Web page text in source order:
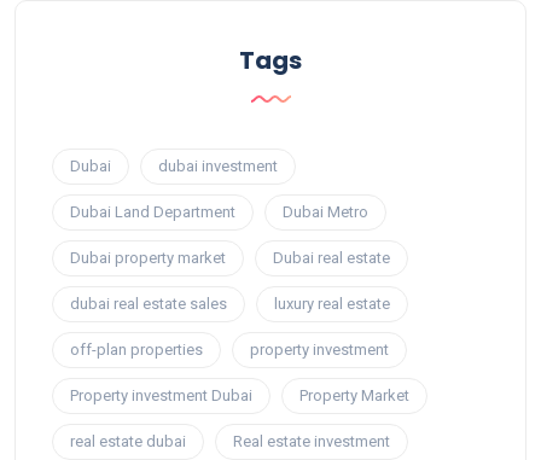
Tags
Dubai dubai investment
Dubai Land Department Dubai Metro
Dubai property market Dubai real estate
dubai real estate sales luxury real estate
off-plan properties property investment
Property investment Dubai Property Market
real estate dubai Real estate investment